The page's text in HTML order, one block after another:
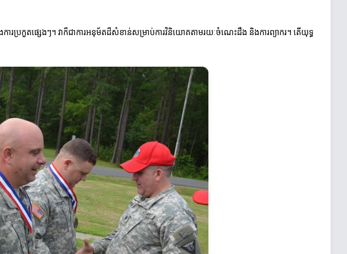
ារប្រកួតផ្សេងៗ។ វាក៏ជាការអនុម័តដ៏សំខាន់សម្រាប់ការវិនិយោគតាមរយៈចំណេះដឹង និងការព្យាករ។ តើយុទ្ធ